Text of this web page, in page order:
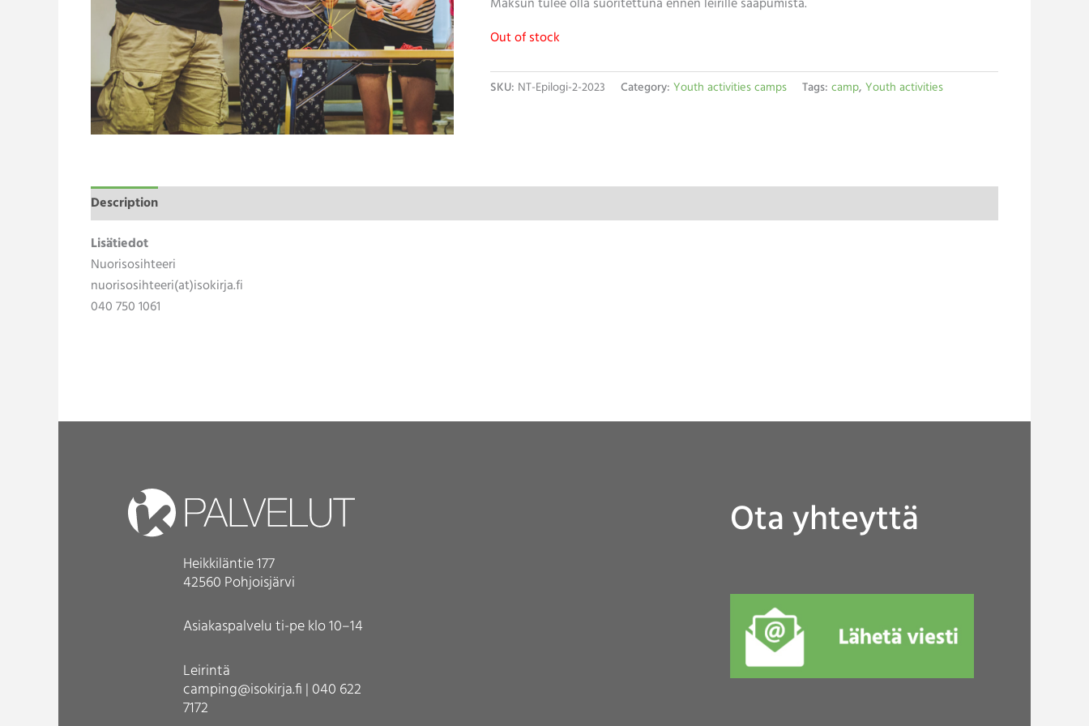
Maksun tulee olla suoritettuna ennen leirille saapumista.
Out of stock
SKU: NT-Epilogi-2-2023 Category: Youth activities camps Tags: camp, Youth activities
Description
Lisätiedot
Nuorisosihteeri
nuorisosihteeri(at)isokirja.fi
040 750 1061
Heikkiläntie 177
42560 Pohjoisjärvi
Asiakaspalvelu ti-pe klo 10–14
Leirintä
camping@isokirja.fi | 040 622
7172
Ota yhteyttä